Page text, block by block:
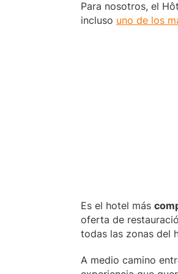
Para nosotros, el
incluso uno de los
Es el hotel más
oferta de
todas las zonas del
A medio camino